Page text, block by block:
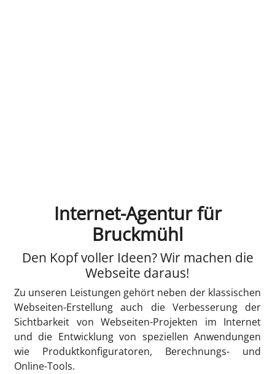
Internet-Agentur für
Bruckmühl
Den Kopf voller Ideen? Wir machen die
Webseite daraus!
Zu unseren Leistungen gehört neben der klassischen
Webseiten-Erstellung auch die Verbesserung der
Sichtbarkeit von Webseiten-Projekten im Internet
und die Entwicklung von speziellen Anwendungen
wie Produktkonfiguratoren, Berechnungs- und
Online-Tools.